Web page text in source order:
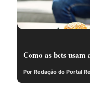
Como as bets
Por Redação do Portal